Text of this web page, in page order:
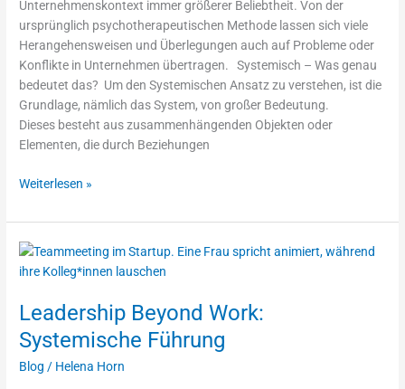
Unternehmenskontext immer größerer Beliebtheit. Von der
ursprünglich psychotherapeutischen Methode lassen sich viele
Herangehensweisen und Überlegungen auch auf Probleme oder
Konflikte in Unternehmen übertragen. Systemisch – Was genau
bedeutet das? Um den Systemischen Ansatz zu verstehen, ist die
Grundlage, nämlich das System, von großer Bedeutung.
Dieses besteht aus zusammenhängenden Objekten oder
Elementen, die durch Beziehungen
Weiterlesen »
Leadership Beyond Work:
Systemische Führung
Blog / Helena Horn
Leadership
Beyond
Systemische
Führung